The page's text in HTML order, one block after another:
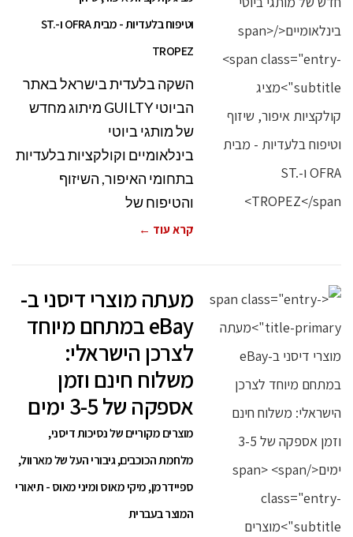
וטיפוח בלעדיות - מבית OFRA ו-ST.
TROPEZ
השקה בלעדית בישראל באתר
הביוטי GUILTY מיתוג מחדש
של מותגי ביוטי
בינלאומיים וקולקציות בלעדיות
בתחומי האיפור, השיזוף
והטיפוח של
קרא עוד ←
מעתה מוצרי דיסני ב-
eBay במתחם מיוחד
לצרכן הישראלי:
משלוח חינם וזמן
אספקה של 3-5 ימים
מוצרים מקוריים של נסיכות דיסני,
מלחמת הכוכבים, גיבורי העל של מארוול,
ספיידרמן, מיקי מאוס ומיני מאוס - תיאורי
המוצר בעברית